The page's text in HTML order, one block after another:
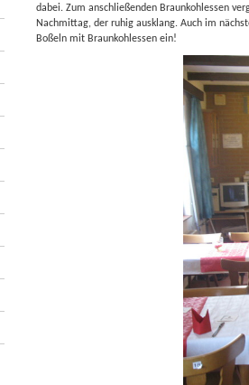
dabei. Zum anschließenden Braunkohlessen
Nachmittag, der ruhig ausklang. Auch im
Boßeln mit Braunkohlessen ein!